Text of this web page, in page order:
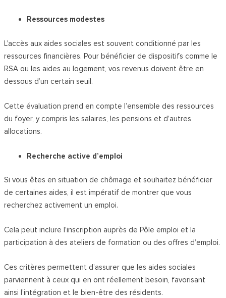
Ressources modestes
L’accès aux aides sociales est souvent conditionné par les
ressources financières. Pour bénéficier de dispositifs comme le
RSA ou les aides au logement, vos revenus doivent être en
dessous d’un certain seuil.
Cette évaluation prend en compte l’ensemble des ressources
du foyer, y compris les salaires, les pensions et d’autres
allocations.
Recherche active d’emploi
Si vous êtes en situation de chômage et souhaitez bénéficier
de certaines aides, il est impératif de montrer que vous
recherchez activement un emploi.
Cela peut inclure l’inscription auprès de Pôle emploi et la
participation à des ateliers de formation ou des offres d’emploi.
Ces critères permettent d’assurer que les aides sociales
parviennent à ceux qui en ont réellement besoin, favorisant
ainsi l’intégration et le bien-être des résidents.